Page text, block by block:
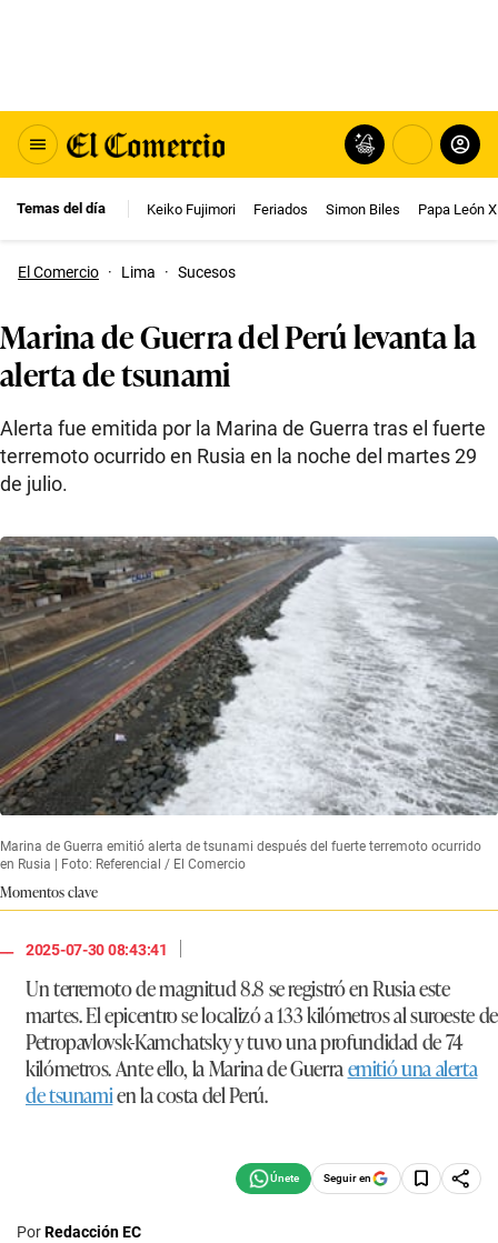
Temas del día Keiko Fujimori Feriados Simon Biles Papa León
El Comercio · Lima · Sucesos
Marina de Guerra del Perú levanta la
alerta de tsunami
Alerta fue emitida por la Marina de Guerra tras el fuerte
terremoto ocurrido en Rusia en la noche del martes 29
de julio.
Marina de Guerra emitió alerta de tsunami después del fuerte terremoto ocurrido
en Rusia | Foto: Referencial / El Comercio
Momentos clave
2025-07-30 08:43:41
|
Un terremoto de magnitud 8.8 se registró en Rusia este
martes. El epicentro se localizó a 133 kilómetros al suroeste de
Petropavlovsk-Kamchatsky y tuvo una profundidad de 74
kilómetros. Ante ello, la Marina de Guerraemitió una alerta
de tsunamien la costa del Perú.
Seguir en
PorRedacción EC